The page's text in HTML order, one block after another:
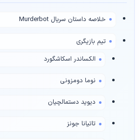
خلاصه داستان سریال Murderbot
تیم بازیگری
الکساندر اسکاشگورد
نوما دومزونی
دیوید دستمالچیان
تاتیانا جونز